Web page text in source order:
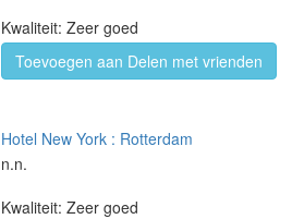
Kwaliteit: Zeer goed
Toevoegen aan Delen met vrienden
Hotel New York : Rotterdam
n.n.
Kwaliteit: Zeer goed